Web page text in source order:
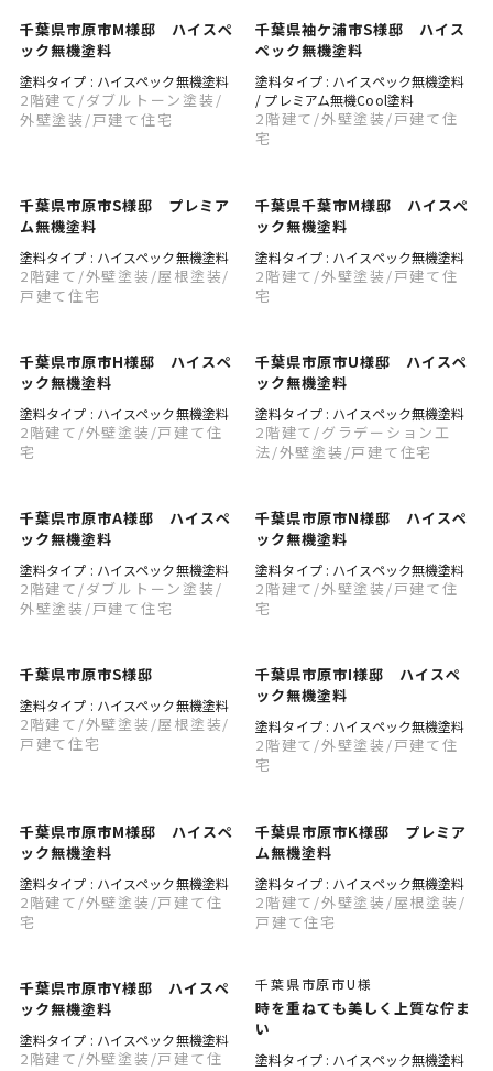
千葉県市原市M様邸 ハイスペ
ック無機塗料
塗料タイプ : ハイスペック無機塗料
2階建て /ダブルトーン塗装 /
外壁塗装 /戸建て住宅
千葉県袖ケ浦市S様邸 ハイス
ペック無機塗料
塗料タイプ : ハイスペック無機塗料
/ プレミアム無機Cool塗料
2階建て /外壁塗装 /戸建て住
宅
千葉県市原市S様邸 プレミア
ム無機塗料
塗料タイプ : ハイスペック無機塗料
2階建て /外壁塗装 /屋根塗装/
戸建て住宅
千葉県千葉市M様邸 ハイスペ
ック無機塗料
塗料タイプ : ハイスペック無機塗料
2階建て /外壁塗装 /戸建て住
宅
千葉県市原市H様邸 ハイスペ
ック無機塗料
塗料タイプ : ハイスペック無機塗料
2階建て /外壁塗装 /戸建て住
宅
千葉県市原市U様邸 ハイスペ
ック無機塗料
塗料タイプ : ハイスペック無機塗料
2階建て /グラデーション工
法/外壁塗装 /戸建て住宅
千葉県市原市A様邸 ハイスペ
ック無機塗料
塗料タイプ : ハイスペック無機塗料
2階建て /ダブルトーン塗装 /
外壁塗装 /戸建て住宅
千葉県市原市N様邸 ハイスペ
ック無機塗料
塗料タイプ : ハイスペック無機塗料
2階建て /外壁塗装 /戸建て住
宅
千葉県市原市S様邸
塗料タイプ : ハイスペック無機塗料
2階建て /外壁塗装 /屋根塗装/
戸建て住宅
千葉県市原市I様邸 ハイスペ
ック無機塗料
塗料タイプ : ハイスペック無機塗料
2階建て /外壁塗装 /戸建て住
宅
千葉県市原市M様邸 ハイスペ
ック無機塗料
塗料タイプ : ハイスペック無機塗料
2階建て /外壁塗装 /戸建て住
宅
千葉県市原市K様邸 プレミア
ム無機塗料
塗料タイプ : ハイスペック無機塗料
2階建て /外壁塗装 /屋根塗装 /
戸建て住宅
千葉県市原市Y様邸 ハイスペ
ック無機塗料
塗料タイプ : ハイスペック無機塗料
2階建て /外壁塗装 /戸建て住
千葉県市原市U様
時を重ねても美しく上質な佇ま
い
塗料タイプ : ハイスペック無機塗料